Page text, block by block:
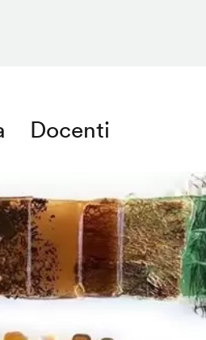
Docenti